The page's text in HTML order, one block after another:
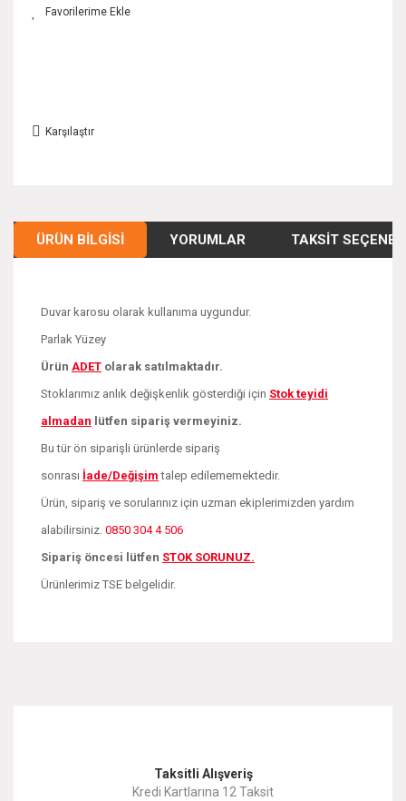
Karşılaştır
ÜRÜN BILGISI YORUMLAR TAKSIT
Duvar karosu olarak kullanıma uygundur.
Parlak Yüzey
Ürün ADET olarak satılmaktadır.
Stoklarımız anlık değişkenlik gösterdiği için Stok teyidi
almadan lütfen sipariş vermeyiniz.
Bu tür ön siparişli ürünlerde sipariş
sonrası İade/Değişim talep edilememektedir.
Ürün, sipariş ve sorularınız için uzman ekiplerimizden yardım
alabilirsiniz. 0850 304 4 506
Sipariş öncesi lütfen STOK SORUNUZ.
Ürünlerimiz TSE belgelidir.
Ürün resmi kalitesiz, bozuk veya görüntülenemiyor.
Taksitli Alışveriş
Kredi Kartlarına 12 Taksit